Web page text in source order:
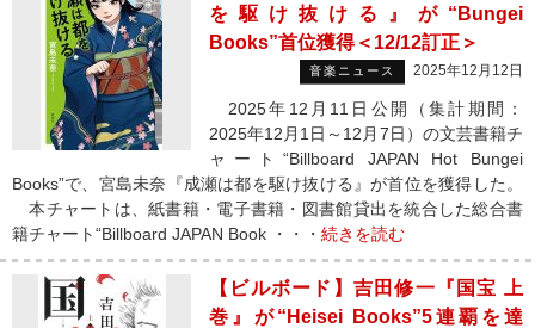
を駆け抜ける』が“Bungei
Books”首位獲得＜12/12訂正＞
音楽ニュース 2025年12月12日
2025年12月11日公開（集計期間：
2025年12月1日～12月7日）の文芸書籍チ
ャート“Billboard JAPAN Hot Bungei
Books”で、宮島未奈『成瀬は都を駆け抜ける』が首位を獲得した。
本チャートは、紙書籍・電子書籍・図書館貸出を統合した総合書
籍チャート“Billboard JAPAN Book ・・・ 続きを読む
【ビルボード】吉田修一『国宝 上
巻』が“Heisei Books”5連覇を達